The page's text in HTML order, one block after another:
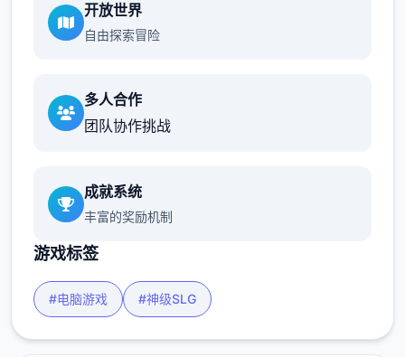
开放世界
自由探索冒险
多人合作
团队协作挑战
成就系统
丰富的奖励机制
游戏标签
#电脑游戏 #神级SLG